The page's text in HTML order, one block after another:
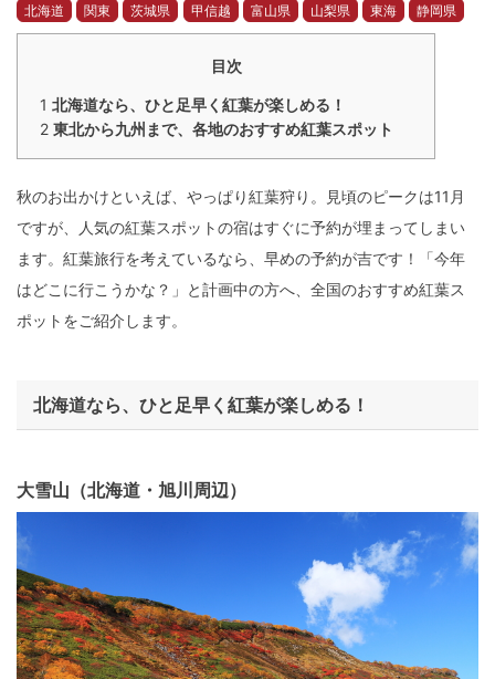
北海道
関東 茨城県 甲信越 富山県 山梨県 東海
静岡県
山陰・山陽
目次
1 北海道なら、ひと足早く紅葉が楽しめる！
2 東北から九州まで、各地のおすすめ紅葉スポット
秋のお出かけといえば、やっぱり紅葉狩り。見頃のピークは11月
ですが、人気の紅葉スポットの宿はすぐに予約が埋まってしまい
ます。紅葉旅行を考えているなら、早めの予約が吉です！「今年
はどこに行こうかな？」と計画中の方へ、全国のおすすめ紅葉ス
ポットをご紹介します。
北海道なら、ひと足早く紅葉が楽しめる！
大雪山（北海道・旭川周辺）